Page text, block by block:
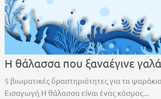
Η θάλασσα που ξαναέγινε
5 βιωματικές δραστηριότητες για τα
Εισαγωγή Η θάλασσα είναι ένας κόσμος...